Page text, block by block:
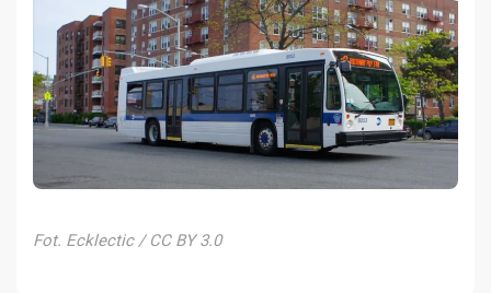
Fot. Ecklectic / CC BY 3.0